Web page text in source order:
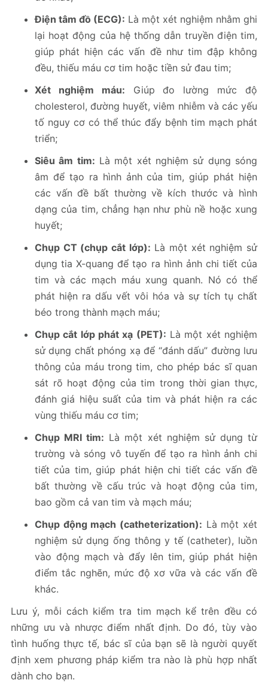
Điện tâm đồ (ECG): Là một xét nghiệm nhằm ghi
lại hoạt động của hệ thống dẫn truyền điện tim,
giúp phát hiện các vấn đề như tim đập không
đều, thiếu máu cơ tim hoặc tiền sử đau tim;
Xét nghiệm máu: Giúp đo lường mức độ
cholesterol, đường huyết, viêm nhiễm và các yếu
tố nguy cơ có thể thúc đẩy bệnh tim mạch phát
triển;
Siêu âm tim: Là một xét nghiệm sử dụng sóng
âm để tạo ra hình ảnh của tim, giúp phát hiện
các vấn đề bất thường về kích thước và hình
dạng của tim, chẳng hạn như phù nề hoặc xung
huyết;
Chụp CT (chụp cắt lớp): Là một xét nghiệm sử
dụng tia X-quang để tạo ra hình ảnh chi tiết của
tim và các mạch máu xung quanh. Nó có thể
phát hiện ra dấu vết vôi hóa và sự tích tụ chất
béo trong thành mạch máu;
Chụp cắt lớp phát xạ (PET): Là một xét nghiệm
sử dụng chất phóng xạ để “đánh dấu” đường lưu
thông của máu trong tim, cho phép bác sĩ quan
sát rõ hoạt động của tim trong thời gian thực,
đánh giá hiệu suất của tim và phát hiện ra các
vùng thiếu máu cơ tim;
Chụp MRI tim: Là một xét nghiệm sử dụng từ
trường và sóng vô tuyến để tạo ra hình ảnh chi
tiết của tim, giúp phát hiện chi tiết các vấn đề
bất thường về cấu trúc và hoạt động của tim,
bao gồm cả van tim và mạch máu;
Chụp động mạch (catheterization): Là một xét
nghiệm sử dụng ống thông y tế (catheter), luồn
vào động mạch và đẩy lên tim, giúp phát hiện
điểm tắc nghẽn, mức độ xơ vữa và các vấn đề
khác.
Lưu ý, mỗi cách kiểm tra tim mạch kể trên đều có
những ưu và nhược điểm nhất định. Do đó, tùy vào
tình huống thực tế, bác sĩ của bạn sẽ là người quyết
định xem phương pháp kiểm tra nào là phù hợp nhất
dành cho bạn.